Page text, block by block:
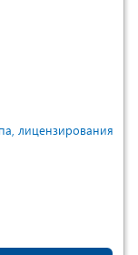
лицензирования